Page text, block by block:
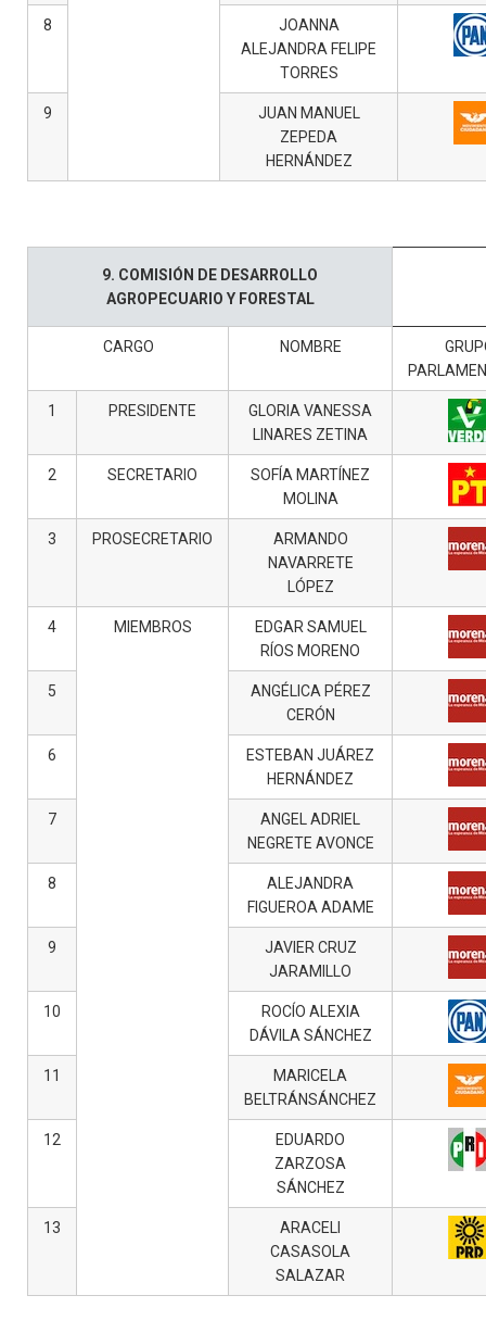
8
JOANNA
ALEJANDRA FELIPE
TORRES
9
JUAN MANUEL
ZEPEDA
HERNÁNDEZ
9. COMISIÓN DE DESARROLLO
AGROPECUARIO Y FORESTAL
CARGO NOMBRE
1 PRESIDENTE
GLORIA VANESSA
LINARES ZETINA
2 SECRETARIO
SOFÍA MARTÍNEZ
MOLINA
3 PROSECRETARIO
ARMANDO
NAVARRETE
LÓPEZ
4 MIEMBROS
EDGAR SAMUEL
RÍOS MORENO
5
ANGÉLICA PÉREZ
CERÓN
6
ESTEBAN JUÁREZ
HERNÁNDEZ
7
ANGEL ADRIEL
NEGRETE AVONCE
8
ALEJANDRA
FIGUEROA ADAME
9
JAVIER CRUZ
JARAMILLO
10
ROCÍO ALEXIA
DÁVILA SÁNCHEZ
11
MARICELA
BELTRÁNSÁNCHEZ
12
EDUARDO
ZARZOSA
SÁNCHEZ
13
ARACELI
CASASOLA
SALAZAR